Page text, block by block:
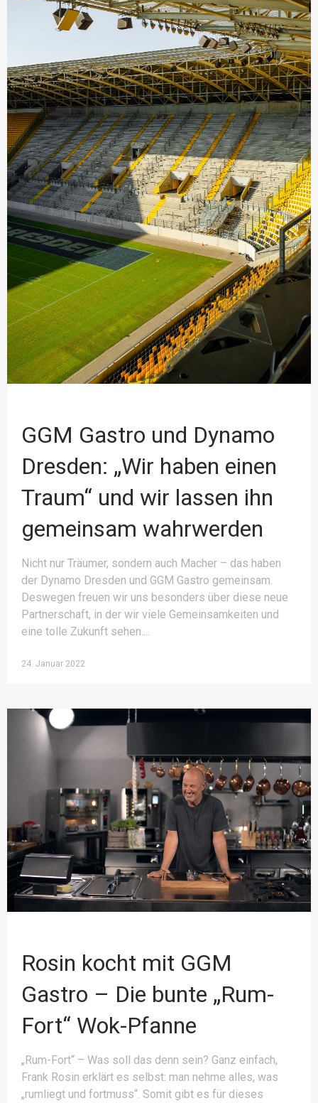
GGM Gastro und Dynamo
Dresden: „Wir haben einen
Traum“ und wir lassen ihn
gemeinsam wahrwerden
Nicht nur Träumer, sondern auch Macher – das haben
der Dynamo Dresden und GGM Gastro gemeinsam.
Deswegen freuen wir uns besonders über diese neue
Partnerschaft, in der wir viele Gemeinsamkeiten und
eine tolle Zukunft sehen.
24. Januar 2022
Rosin kocht mit GGM
Gastro – Die bunte „Rum-
Fort“ Wok-Pfanne
„Rum-Fort“ – Was soll das denn sein? Ganz einfach,
Frank Rosin erklärt es selbst: man nehme alles, was
„rumliegt und fortmuss“. Somit gibt es für dieses